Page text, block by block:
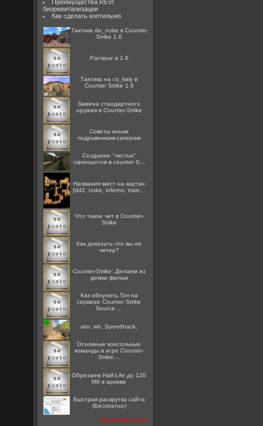
Преимущества REVI
биоревитализации
Как сделать коптильню
Тактика de_nuke в Counter
Strike 1.6
Распрыг в 1.6
Тактика на cs_italy в
Counter Strike 1.6
Замена стандартного
оружия в Counter-Strike
Советы юным
подрывникам-саперам
Создание "чистых"
скриншотов в counter S...
Названия мест на картах
[dd2, nuke, inferno, train...
Что такое чит в Counter-
Strike
Как доказать что вы не
читер?
Counter-Strike: Делаем из
демки фильм
Как обнулить Топ на
сервере Counter Strike
Source ...
aim, wh, Speedhack,
Основные консольные
команды в игре Counter-
Strike:...
Обрезаем Half-Life до 120
Мб в архиве
Быстрая раскрутка сайта
(Бесплатно)
посмотреть все